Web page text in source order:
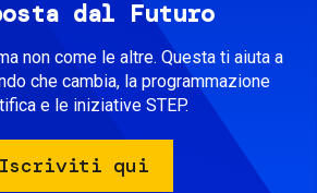
dal Futuro
non come le altre. Questa ti aiuta a
che cambia, la programmazione
e le iniziative STEP.
Iscriviti qui